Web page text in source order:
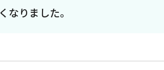
くなりました。